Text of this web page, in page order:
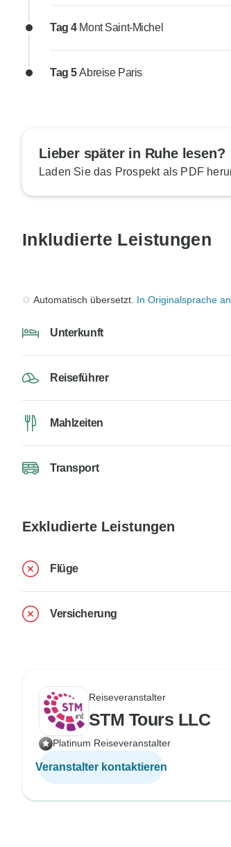
Tag 4 Mont Saint-Michel
Tag 5Abreise Paris
Lieber später in Ruhe lesen?
Laden Sie das Prospekt als PDF
Inkludierte Leistungen
Automatisch übersetzt. In Originalsprache
Unterkunft
Reiseführer
Mahlzeiten
Transport
Exkludierte Leistungen
Flüge
Versicherung
Reiseveranstalter
STM Tours LLC
Platinum Reiseveranstalter
Veranstalter kontaktieren